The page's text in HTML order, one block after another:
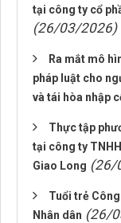
tại công ty cổ
(26/03/2026)
Ra mắt mô
pháp luật cho
và tái hòa nhập
Thực tập
tại công ty
Giao Long (26/
Tuổi trẻ
Nhân dân (26/